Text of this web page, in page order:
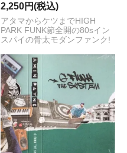
2,250円(税込)
アタマからケツまでHIGH
PARK FUNK節全開の80sイン
スパイの骨太モダンファンク!